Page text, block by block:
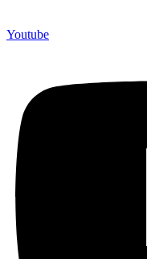
Youtube